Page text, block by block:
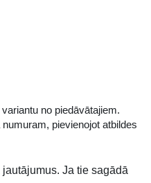
no piedāvātajiem.
pievienojot atbildes
Ja tie sagādā